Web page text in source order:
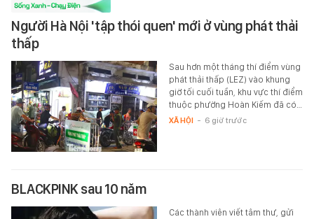
Người Hà Nội 'tập thói quen' mới ở vùng phát thải
thấp
Sau hơn một tháng thí điểm vùng
phát thải thấp (LEZ) vào khung
giờ tối cuối tuần, khu vực thí điểm
thuộc phường Hoàn Kiếm đã có…
XÃ HỘI - 6 giờ trước
BLACKPINK sau 10 năm
Các thành viên viết tâm thư, gửi